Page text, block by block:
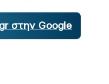
στην Google